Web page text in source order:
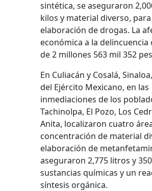
sintética, se aseguraron
kilos y material diverso, para
elaboración de drogas. La
económica a la delincuencia
de 2 millones 563 mil 352
En Culiacán y Cosalá,
del Ejército Mexicano, en las
inmediaciones de los
Tachinolpa, El Pozo, Los
Anita, localizaron cuatro
concentración de material
elaboración de
aseguraron 2,775 litros y
sustancias químicas y un
síntesis orgánica.